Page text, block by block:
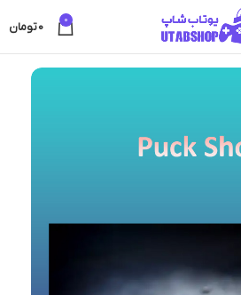
0
0تومان